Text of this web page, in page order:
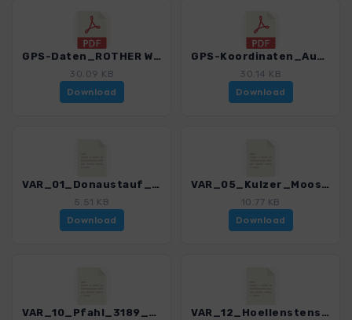
GPS-Daten_ROTHER WB kurz-gut Bayerischer Wald_Hinweise_3189_1.pdf
30.09 KB
Download
GPS-Koordinaten_Ausgangspunkte_WB_kurz-gut-Bayerischer Wald_3189_1.pdf
30.14 KB
Download
VAR_01_Donaustauf_3189_1.gpx
5.51 KB
Download
VAR_05_Kulzer_Moos_3189_1.gpx
10.77 KB
Download
VAR_10_Pfahl_3189_1.gpx VAR_12_Hoellenstensee_3189_1.gpx